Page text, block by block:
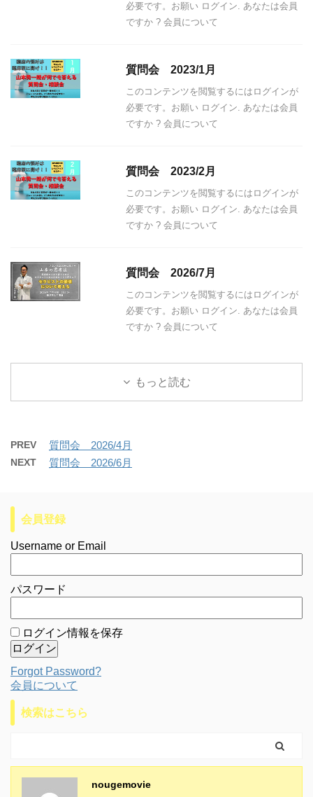
必要です。お願い ログイン. あなたは会員
ですか ? 会員について
質問会 2023/1月
このコンテンツを閲覧するにはログインが
必要です。お願い ログイン. あなたは会員
ですか ? 会員について
質問会 2023/2月
このコンテンツを閲覧するにはログインが
必要です。お願い ログイン. あなたは会員
ですか ? 会員について
質問会 2026/7月
このコンテンツを閲覧するにはログインが
必要です。お願い ログイン. あなたは会員
ですか ? 会員について
もっと読む
PREV 質問会 2026/4月
NEXT 質問会 2026/6月
会員登録
Username or Email
パスワード
ログイン情報を保存
Forgot Password?
会員について
検索はこちら
nougemovie